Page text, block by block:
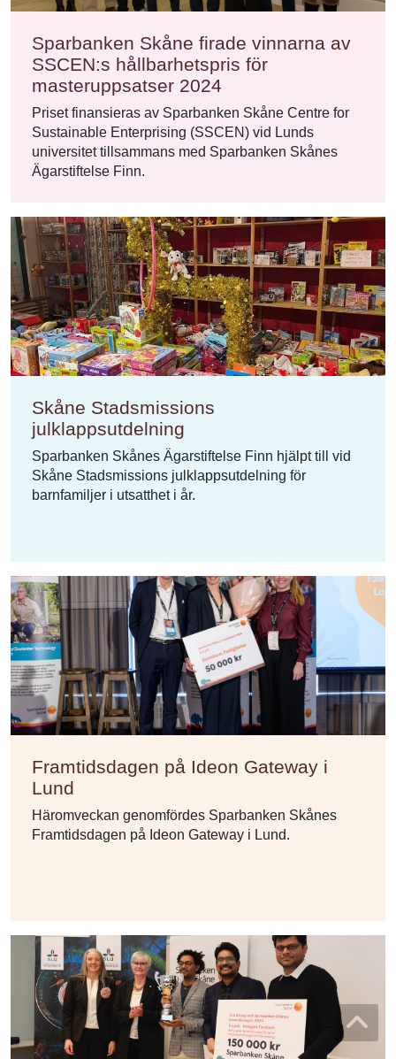
Sparbanken Skåne firade vinnarna av
SSCEN:s hållbarhetspris för
masteruppsatser 2024
Priset finansieras av Sparbanken Skåne Centre for
Sustainable Enterprising (SSCEN) vid Lunds
universitet tillsammans med Sparbanken Skånes
Ägarstiftelse Finn.
Skåne Stadsmissions
julklappsutdelning
Sparbanken Skånes Ägarstiftelse Finn hjälpt till vid
Skåne Stadsmissions julklappsutdelning för
barnfamiljer i utsatthet i år.
Framtidsdagen på Ideon Gateway i
Lund
Häromveckan genomfördes Sparbanken Skånes
Framtidsdagen på Ideon Gateway i Lund.